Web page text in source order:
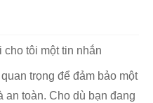
cho tôi một tin nhắn
quan trọng để đảm bảo một
toàn. Cho dù bạn đang